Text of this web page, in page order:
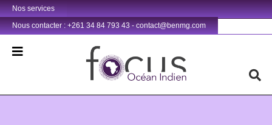
Nos services
Nous contacter : +261 34 84 793 43 - contact@benmg.com